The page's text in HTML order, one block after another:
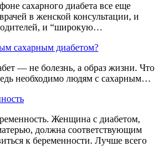
сахарного диабета все еще
в женской консультации, и
и “широкую…
сахарным диабетом?
— не болезнь, а образ жизни. Что
необходимо людям с сахарным…
Женщина с диабетом,
должна соответствующим
к беременности. Лучше всего